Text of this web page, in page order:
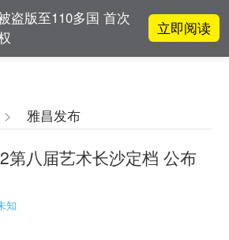
盗版至110多国 首次
立即阅读
和自由中确立艺术价
两个中心十年 跨学
研究新突破
> 雅昌发布
第八届艺术长沙定档 公布
知